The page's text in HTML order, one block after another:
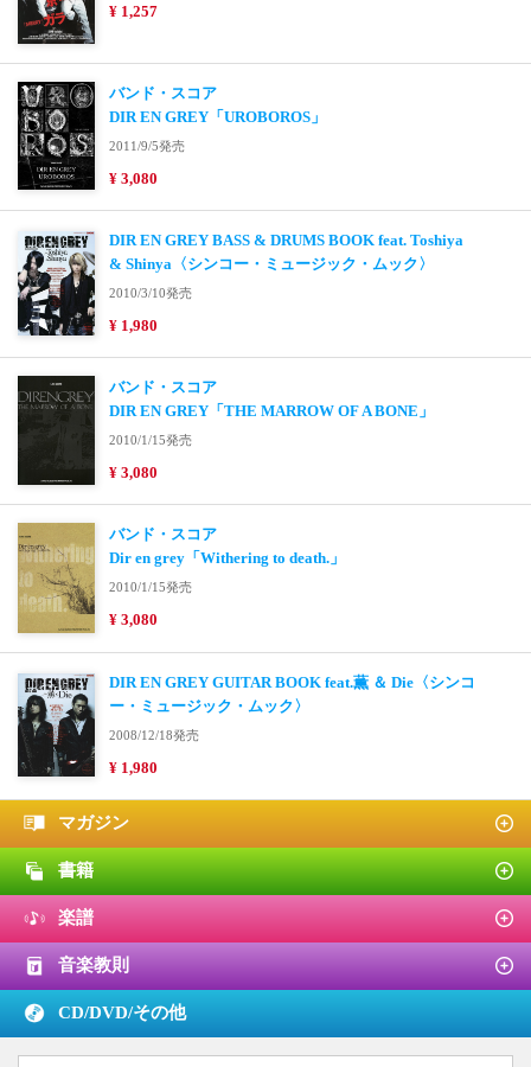
¥ 1,257
バンド・スコア
DIR EN GREY「UROBOROS」
2011/9/5発売
¥ 3,080
DIR EN GREY BASS & DRUMS BOOK feat. Toshiya
& Shinya〈シンコー・ミュージック・ムック〉
2010/3/10発売
¥ 1,980
バンド・スコア
DIR EN GREY「THE MARROW OF A BONE」
2010/1/15発売
¥ 3,080
バンド・スコア
Dir en grey「Withering to death.」
2010/1/15発売
¥ 3,080
DIR EN GREY GUITAR BOOK feat.薫 ＆ Die〈シンコ
ー・ミュージック・ムック〉
2008/12/18発売
¥ 1,980
マガジン
書籍
楽譜
音楽教則
CD/DVD/その他